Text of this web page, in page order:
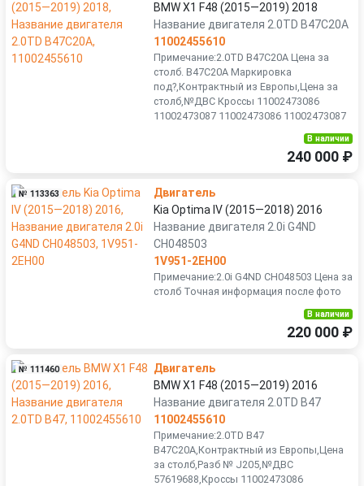
BMW X1 F48 (2015—2019) 2018
Название двигателя 2.0TD B47C20A
11002455610
Примечание:2.0TD B47C20A Цена за
столб. B47C20A Маркировка
под?,Контрактный из Европы,Цена за
столб,№ДВС Кроссы 11002473086
11002473087 11002473086 11002473087
В наличии
240 000 ₽
№ 113363
Двигатель
Kia Optima IV (2015—2018) 2016
Название двигателя 2.0i G4ND
CH048503
1V951-2EH00
Примечание:2.0i G4ND CH048503 Цена за
столб Точная информация после фото
В наличии
220 000 ₽
№ 111460
Двигатель
BMW X1 F48 (2015—2019) 2016
Название двигателя 2.0TD B47
11002455610
Примечание:2.0TD B47
B47C20A,Контрактный из Европы,Цена
за столб,Разб № J205,№ДВС
57619688,Кроссы 11002473086